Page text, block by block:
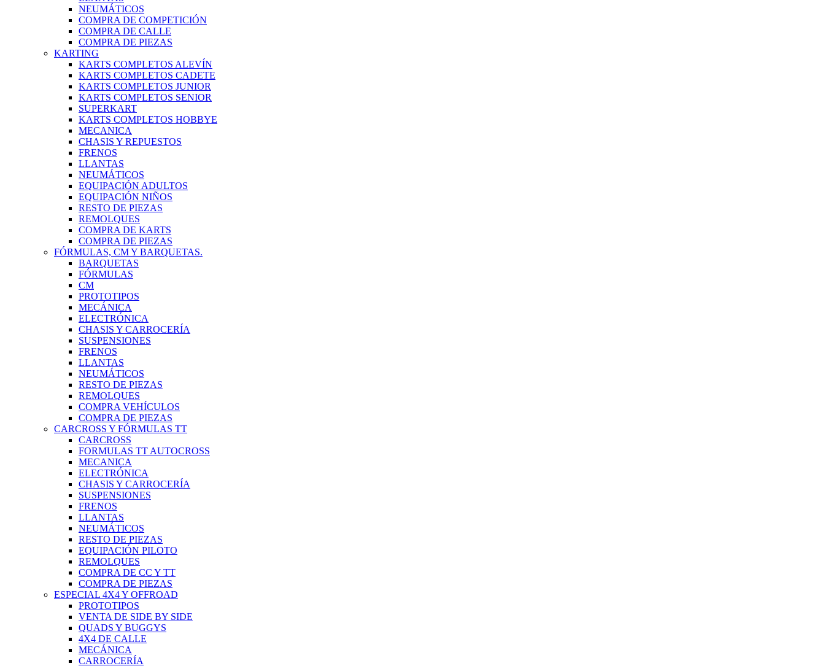
NEUMÁTICOS
COMPRA DE COMPETICIÓN
COMPRA DE CALLE
COMPRA DE PIEZAS
KARTING
KARTS COMPLETOS ALEVÍN
KARTS COMPLETOS CADETE
KARTS COMPLETOS JUNIOR
KARTS COMPLETOS SENIOR
SUPERKART
KARTS COMPLETOS HOBBYE
MECANICA
CHASIS Y REPUESTOS
FRENOS
LLANTAS
NEUMÁTICOS
EQUIPACIÓN ADULTOS
EQUIPACIÓN NIÑOS
RESTO DE PIEZAS
REMOLQUES
COMPRA DE KARTS
COMPRA DE PIEZAS
FÓRMULAS, CM Y BARQUETAS.
BARQUETAS
FÓRMULAS
CM
PROTOTIPOS
MECÁNICA
ELECTRÓNICA
CHASIS Y CARROCERÍA
SUSPENSIONES
FRENOS
LLANTAS
NEUMÁTICOS
RESTO DE PIEZAS
REMOLQUES
COMPRA VEHÍCULOS
COMPRA DE PIEZAS
CARCROSS Y FÓRMULAS TT
CARCROSS
FORMULAS TT AUTOCROSS
MECANICA
ELECTRÓNICA
CHASIS Y CARROCERÍA
SUSPENSIONES
FRENOS
LLANTAS
NEUMÁTICOS
RESTO DE PIEZAS
EQUIPACIÓN PILOTO
REMOLQUES
COMPRA DE CC Y TT
COMPRA DE PIEZAS
ESPECIAL 4X4 Y OFFROAD
PROTOTIPOS
VENTA DE SIDE BY SIDE
QUADS Y BUGGYS
4X4 DE CALLE
MECÁNICA
CARROCERÍA